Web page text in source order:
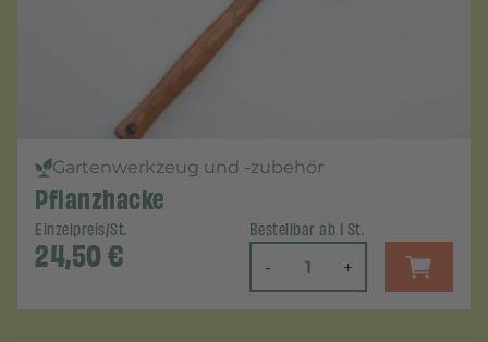
Gartenwerkzeug und -zubehör
Pflanzhacke
Einzelpreis/St.
24,50€
Bestellbar ab 1 St.
- +